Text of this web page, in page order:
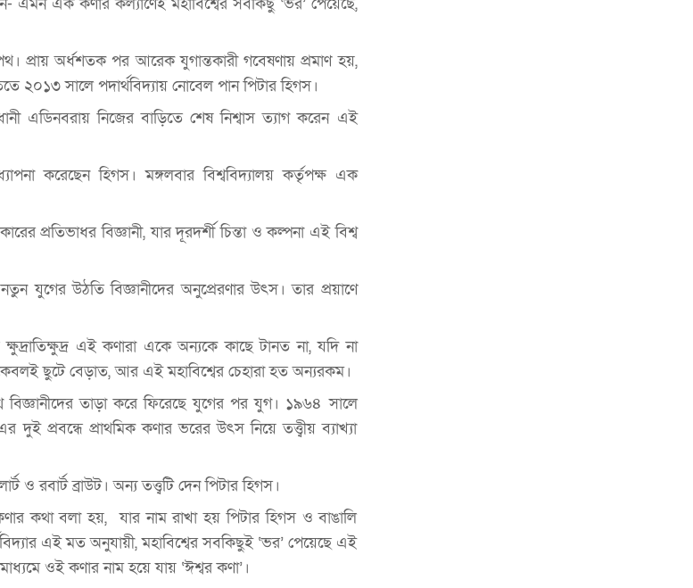
প্রায় অর্ধশতক পর আরেক যুগান্তকারী গবেষণায় প্রমাণ হয়,
২০১৩ সালে পদার্থবিদ্যায় নোবেল পান পিটার হিগস।
এডিনবরায় নিজের বাড়িতে শেষ নিশ্বাস ত্যাগ করেন এই
করেছেন হিগস। মঙ্গলবার বিশ্ববিদ্যালয় কর্তৃপক্ষ এক
প্রতিভাধর বিজ্ঞানী, যার দূরদর্শী চিন্তা ও কল্পনা এই বিশ্ব
যুগের উঠতি বিজ্ঞানীদের অনুপ্রেরণার উৎস। তার প্রয়াণে
এই কণারা একে অন্যকে কাছে টানত না, যদি না
ছুটে বেড়াত, আর এই মহাবিশ্বের চেহারা হত অন্যরকম।
তাড়া করে ফিরেছে যুগের পর যুগ। ১৯৬৪ সালে
দুই প্রবন্ধে প্রাথমিক কণার ভরের উৎস নিয়ে তত্ত্বীয় ব্যাখ্যা
ও রবার্ট ব্রাউট। অন্য তত্ত্বটি দেন পিটার হিগস।
কণার কথা বলা হয়, যার নাম রাখা হয় পিটার হিগস ও বাঙালি
এই মত অনুযায়ী, মহাবিশ্বের সবকিছুই ‘ভর’ পেয়েছে এই
ওই কণার নাম হয়ে যায় ‘ঈশ্বর কণা’।